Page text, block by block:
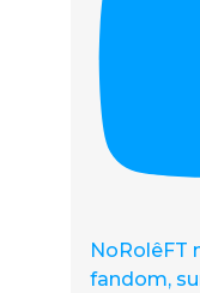
NoRolêFT
fandom,